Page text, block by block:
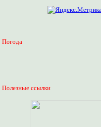
Погода
Полезные ссылки